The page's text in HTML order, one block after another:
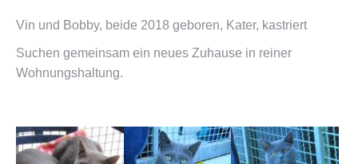
Vin und Bobby, beide 2018 geboren, Kater, kastriert
Suchen gemeinsam ein neues Zuhause in reiner
Wohnungshaltung.